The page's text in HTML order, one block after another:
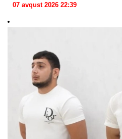
07 avqust 2026 22:39